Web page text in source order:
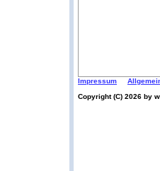
Impressum
Copyright (C) 2026 by